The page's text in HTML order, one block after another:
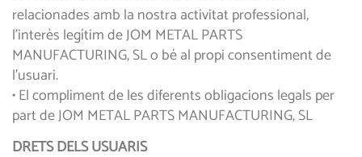
relacionades amb la nostra activitat professional,
l’interès legítim de JOM METAL PARTS
MANUFACTURING, SL o bé al propi consentiment de
l’usuari.
• El compliment de les diferents obligacions legals per
part de JOM METAL PARTS MANUFACTURING, SL
DRETS DELS USUARIS